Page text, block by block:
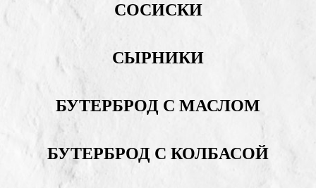
СОСИСКИ
СЫРНИКИ
БУТЕРБРОД С МАСЛОМ
БУТЕРБРОД С КОЛБАСОЙ